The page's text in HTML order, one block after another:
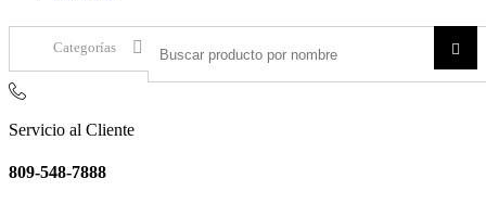
Categorías
Servicio al Cliente
809-548-7888